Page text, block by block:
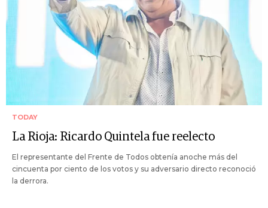
TODAY
La Rioja: Ricardo Quintela fue reelecto
El representante del Frente de Todos obtenía anoche más del
cincuenta por ciento de los votos y su adversario directo reconoció
la derrora.